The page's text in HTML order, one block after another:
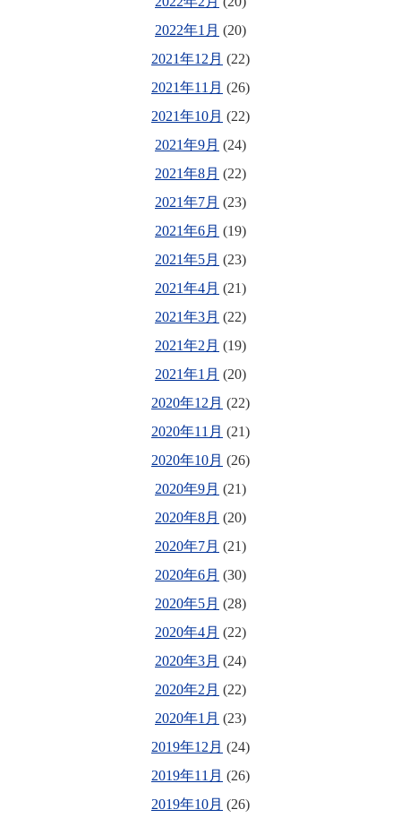
2022年1月 (20)
2021年12月 (22)
2021年11月 (26)
2021年10月 (22)
2021年9月 (24)
2021年8月 (22)
2021年7月 (23)
2021年6月 (19)
2021年5月 (23)
2021年4月 (21)
2021年3月 (22)
2021年2月 (19)
2021年1月 (20)
2020年12月 (22)
2020年11月 (21)
2020年10月 (26)
2020年9月 (21)
2020年8月 (20)
2020年7月 (21)
2020年6月 (30)
2020年5月 (28)
2020年4月 (22)
2020年3月 (24)
2020年2月 (22)
2020年1月 (23)
2019年12月 (24)
2019年11月 (26)
2019年10月 (26)